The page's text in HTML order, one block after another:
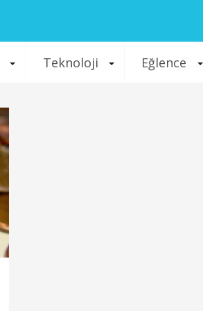
Teknoloji Eğlence